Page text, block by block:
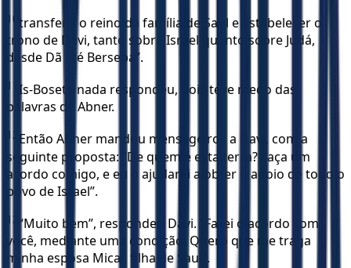
10 transferir o reino da família de Saul e estabelecer o
trono de Davi, tanto sobre Israel quanto sobre Judá,
desde Dã até Berseba”.
11
Is-Bosete nada respondeu, pois teve medo das
palavras de Abner.
12 Então Abner mandou mensageiros a Davi, com a
seguinte proposta: “De quem é esta terra? Faça um
acordo comigo, e eu o ajudarei a obter o apoio de todo o
povo de Israel”.
13 “Muito bem”, respondeu Davi. “Farei o acordo com
você, mediante uma condição: Quero que me traga
minha esposa Mical, filha de Saul”.